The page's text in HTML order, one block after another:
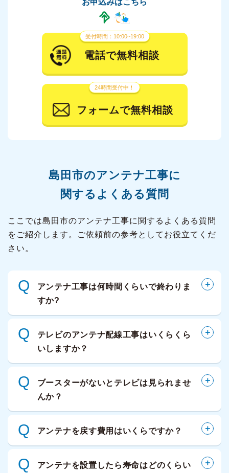
受付時間：10:00~19:00
電話で無料相談
24時間受付中！
フォームで無料相談
島田市のアンテナ工事に
関するよくある質問
ここでは島田市のアンテナ工事に関するよくある質問
をご紹介します。ご依頼前の参考としてお役立てくだ
さい。
Q
アンテナ工事は何時間くらいで終わりま
すか?
Q
テレビのアンテナ配線工事はいくらくら
いしますか？
Q
ブースターがないとテレビは見られませ
んか？
Q アンテナを戻す費用はいくらですか？
Q
アンテナを設置したら寿命はどのくらい